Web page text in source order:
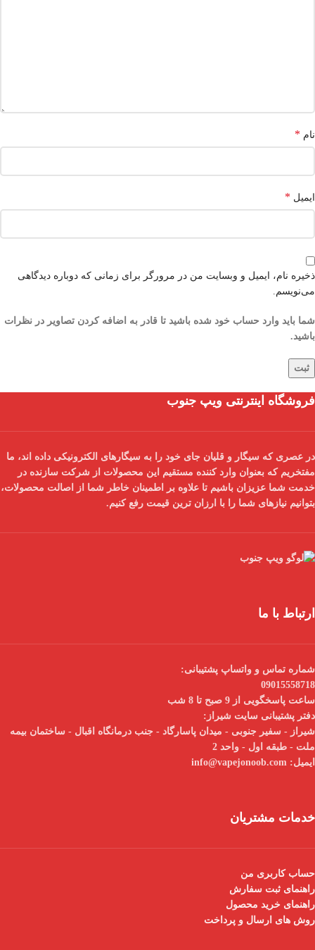
نام *
ایمیل *
ذخیره نام، ایمیل و وبسایت من در مرورگر برای زمانی که دوباره دیدگاهی
می‌نویسم.
شما باید وارد حساب خود شده باشید تا قادر به اضافه کردن تصاویر در نظرات
باشید.
فروشگاه اینترنتی ویپ جنوب
در عصری که سیگار و قلیان جای خود را به سیگارهای الکترونیکی داده اند، ما
مفتخریم که بعنوان وارد کننده مستقیم این محصولات از شرکت سازنده در
خدمت شما عزیزان باشیم تا علاوه بر اطمینان خاطر شما از
اصالت محصولات،
بتوانیم نیازهای شما را با ارزان ترین قیمت رفع کنیم.
ارتباط با ما
شماره تماس و واتساپ پشتیبانی:
09015558718
ساعت پاسخگویی از 9 صبح تا 8 شب
دفتر پشتیبانی سایت شیراز:
شیراز - سفیر جنوبی - میدان پاسارگاد - جنب درمانگاه اقبال - ساختمان بیمه
ملت - طبقه اول - واحد 2
ایمیل:
خدمات مشتریان
حساب کاربری من
راهنمای ثبت سفارش
راهنمای خرید محصول
روش های ارسال و پرداخت